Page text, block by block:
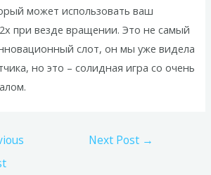
может использовать ваш
при везде вращении. Это не самый
слот, он мы уже видела
но это – солидная игра со очень
Next Post →